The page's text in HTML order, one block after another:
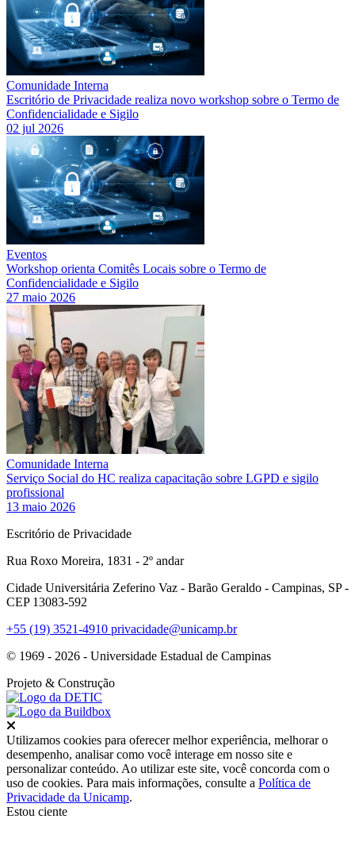
Comunidade Interna
Escritório de Privacidade realiza novo workshop sobre o Termo de
Confidencialidade e Sigilo
02 jul 2026
Eventos
Workshop orienta Comitês Locais sobre o Termo de
Confidencialidade e Sigilo
27 maio 2026
Comunidade Interna
Serviço Social do HC realiza capacitação sobre LGPD e sigilo
profissional
13 maio 2026
Escritório de Privacidade
Rua Roxo Moreira, 1831 - 2º andar
Cidade Universitária Zeferino Vaz - Barão Geraldo - Campinas, SP -
CEP 13083-592
+55 (19) 3521-4910 privacidade@unicamp.br
© 1969 - 2026 - Universidade Estadual de Campinas
Projeto & Construção
Utilizamos cookies para oferecer melhor experiência, melhorar o
desempenho, analisar como você interage em nosso site e
personalizar conteúdo. Ao utilizar este site, você concorda com o
uso de cookies. Para mais informações, consulte a Política de
Privacidade da Unicamp.
Estou ciente